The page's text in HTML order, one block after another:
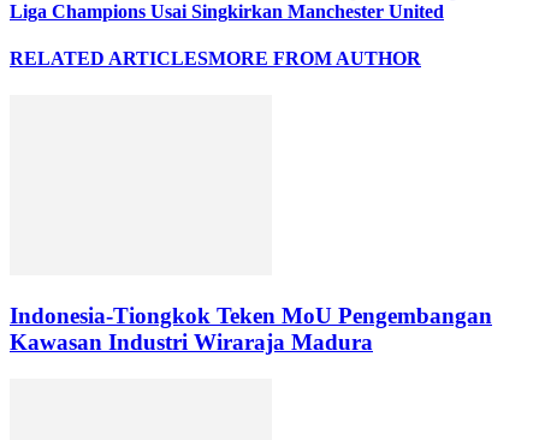
Liga Champions Usai Singkirkan Manchester United
RELATED ARTICLESMORE FROM AUTHOR
Indonesia-Tiongkok Teken MoU Pengembangan
Kawasan Industri Wiraraja Madura